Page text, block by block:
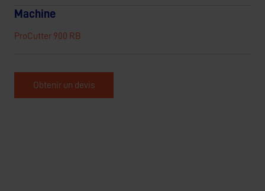
Machine
ProCutter 900 RB
Obtenir un devis